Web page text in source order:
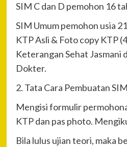
SIM C dan D pemohon 16
SIM Umum pemohon usia
KTP Asli & Foto copy KTP
Keterangan Sehat Jasmani
Dokter.
2. Tata Cara Pembuatan
Mengisi formulir
KTP dan pas photo.
Bila lulus ujian teori, maka